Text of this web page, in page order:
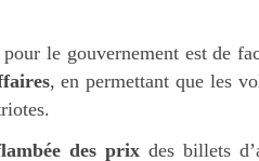
le gouvernement est de
, en permettant que les
des prix des billets